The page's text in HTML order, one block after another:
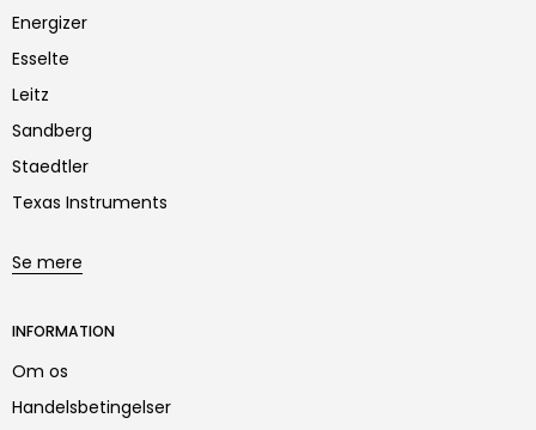
Energizer
Esselte
Leitz
Sandberg
Staedtler
Texas Instruments
Se mere
INFORMATION
Om os
Handelsbetingelser